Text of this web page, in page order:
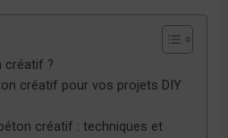
créatif ?
créatif pour vos projets DIY
créatif : techniques et